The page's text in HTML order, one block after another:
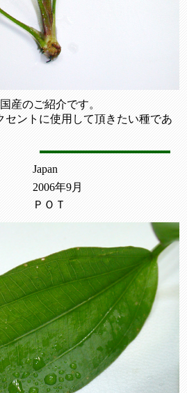
産のご紹介です。
セントに使用して頂きたい種であ
Japan
2006年9月
ＰＯＴ